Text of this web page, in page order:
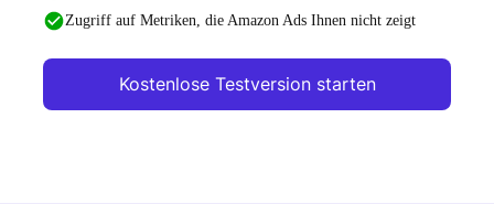
Zugriff auf Metriken, die Amazon Ads Ihnen nicht zeigt
Kostenlose Testversion starten